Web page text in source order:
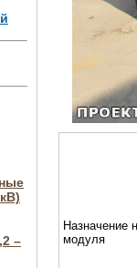
–
Назначение
модуля